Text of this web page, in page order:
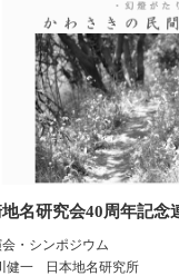
名研究会40周年記念
・シンポジウム
健一
日本地名研究所